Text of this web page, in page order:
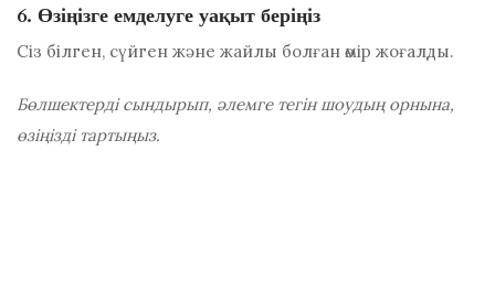
6. Өзіңізге емделуге уақыт беріңіз
Сіз білген, сүйген және жайлы болған өмір жоғалды.
Бөлшектерді сындырып, әлемге тегін шоудың орнына,
өзіңізді тартыңыз.